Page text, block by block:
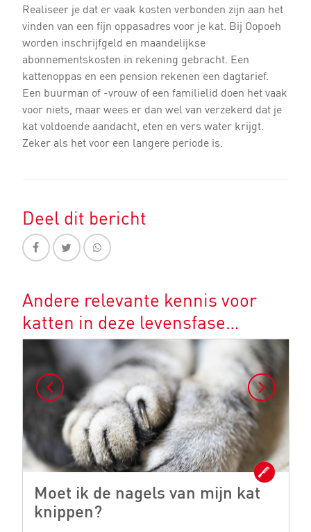
Realiseer je dat er vaak kosten verbonden zijn aan het
vinden van een fijn oppasadres voor je kat. Bij Oopoeh
worden inschrijfgeld en maandelijkse
abonnementskosten in rekening gebracht. Een
kattenoppas en een pension rekenen een dagtarief.
Een buurman of -vrouw of een familielid doen het vaak
voor niets, maar wees er dan wel van verzekerd dat je
kat voldoende aandacht, eten en vers water krijgt.
Zeker als het voor een langere periode is.
Deel dit bericht
Andere relevante kennis voor
katten in deze levensfase…
Moet ik de nagels van mijn kat
knippen?